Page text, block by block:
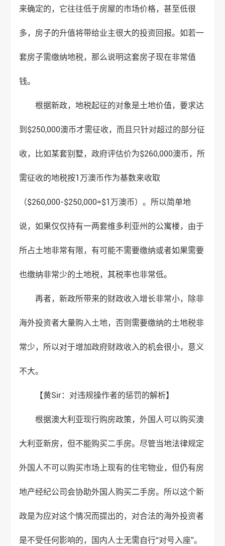
来确定的，它往往低于房屋的市场价格，甚至低很
多，房子的升值将带给业主很大的投资回报。如若一
套房子需缴纳地税，那么说明这套房子现在非常值
钱。
根据新政，地税起征的对象是土地价值，要求达
到$250,000澳币才需征收，而且只针对超过的部分征
收，比如某套别墅，政府评估价为$260,000澳币，所
需征收的地税按1万澳币作为基数来收取
（$260,000-$250,000=$1万澳币）。所以简单地
说，如果仅仅持有一两套维多利亚州的公寓楼，由于
所占土地非常有限，有可能不需要缴纳或者如果需要
也缴纳非常少的土地税，其税率也非常低。
再者，新政所带来的财政收入增长非常小，除非
海外投资者大量购入土地，否则需要缴纳的土地税非
常少，所以对于增加政府财政收入的机会很小，意义
不大。
【黄Sir：对违规操作者的惩罚的解析】
根据澳大利亚现行购房政策，外国人可以购买澳
大利亚新房，但不能购买二手房。尽管当地法律规定
外国人不可以购买市场上现有的住宅物业，但仍有房
地产经纪公司会协助外国人购买二手房。所以这个新
政是为应对这个情况而提出的，对合法的海外投资者
是不受任何影响的，国内人士无需自行“对号入座”。